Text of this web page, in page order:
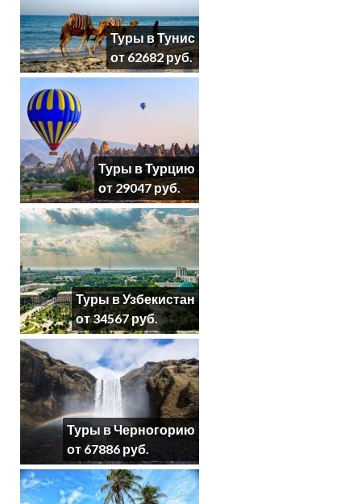
Туры в Тунис
от 62682 руб.
Туры в Турцию
от 29047 руб.
Туры в Узбекистан
от 34567 руб.
Туры в Черногорию
от 67886 руб.